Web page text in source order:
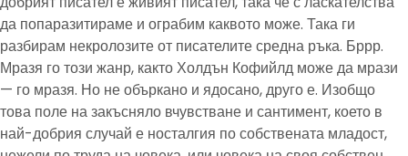
да попаразитираме и ограбим каквото може. Така ги
разбирам некролозите от писателите средна ръка. Бррр.
Мразя го този жанр, както Холдън Кофийлд може да мрази
— го мразя. Но не объркано и ядосано, друго е. Изобщо
това поле на закъсняло вчувстване и сантимент, което в
най-добрия случай е носталгия по собствената младост,